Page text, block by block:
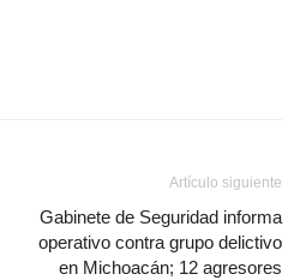
Artículo siguiente
Gabinete de Seguridad informa
operativo contra grupo delictivo
en Michoacán; 12 agresores